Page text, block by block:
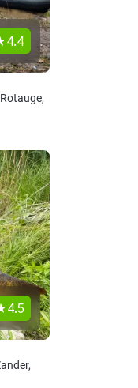
4.4
4.5